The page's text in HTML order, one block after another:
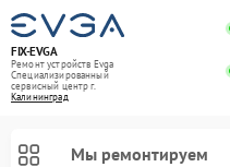
FIX-EVGA
Ремонт устройств Evga
Специализированный
cервисный центр г.
Калининград
Мы ремонтируем